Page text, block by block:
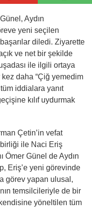
Aydın
yeni seçilen
diledi. Ziyarette
ve net bir şekilde
ile ilgili ortaya
kez daha “Çiğ yemedim
iddialara yanıt
kılıf uydurmak
Çetin’in vefat
ile Naci Eriş
Ömer Günel de Aydın
Eriş’e yeni görevinde
görev yapan ulusal,
temsilcileriyle de bir
yöneltilen tüm